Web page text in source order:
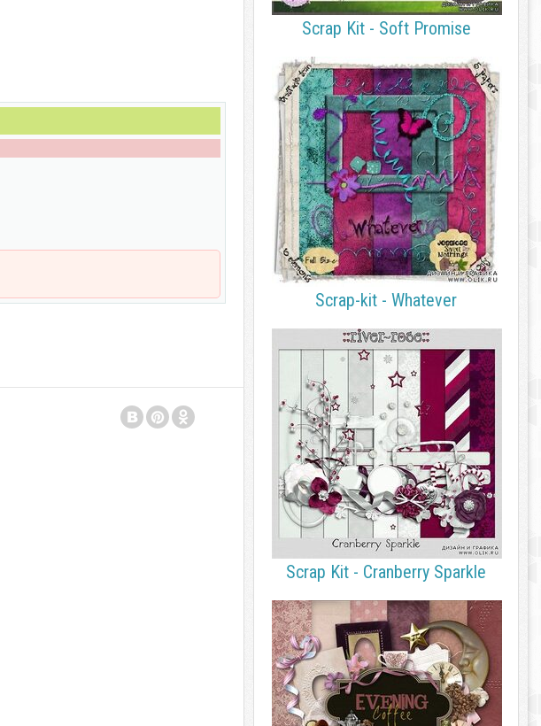
Scrap Kit - Soft Promise
Scrap-kit - Whatever
Scrap Kit - Cranberry Sparkle